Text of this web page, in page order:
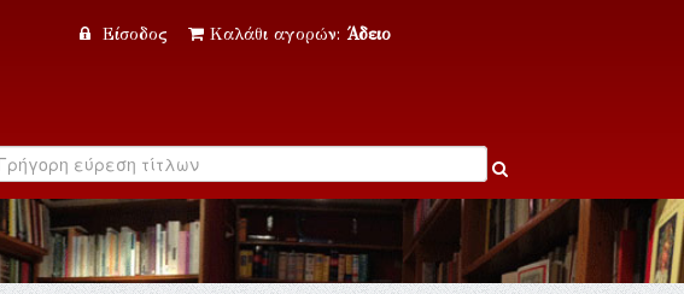
Είσοδος Καλάθι αγορών: Άδειο